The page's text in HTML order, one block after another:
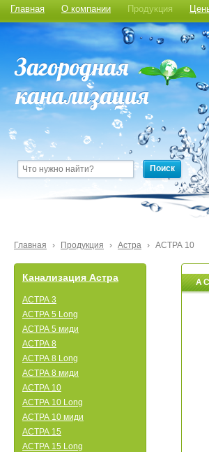
Главная О компании Продукция
Поиск
Главная › Продукция › Астра › АСТРА 10
Канализация Астра
АСТРА 3
АСТРА 5 Long
АСТРА 5 миди
АСТРА 8
АСТРА 8 Long
АСТРА 8 миди
АСТРА 10
АСТРА 10 Long
АСТРА 10 миди
АСТРА 15
АСТРА 15 Long